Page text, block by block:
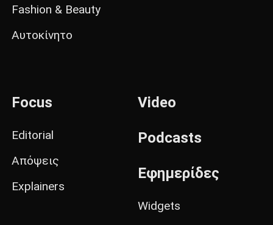
Fashion & Beauty
Αυτοκίνητο
Focus
Editorial
Απόψεις
Explainers
Video
Podcasts
Εφημερίδες
Widgets